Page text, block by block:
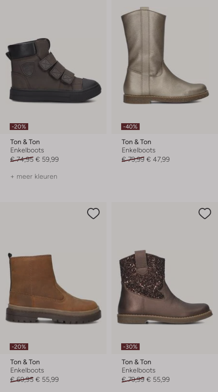
-20%
Ton & Ton
Enkelboots
€ 74,95 € 59,99
+ meer kleuren
-40%
Ton & Ton
Enkelboots
€ 79,99 € 47,99
-20%
Ton & Ton
Enkelboots
€ 69,95 € 55,99
-30%
Ton & Ton
Enkelboots
€ 79,99 € 55,99